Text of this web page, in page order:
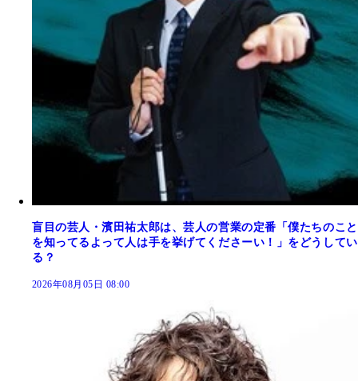
盲目の芸人・濱田祐太郎は、芸人の営業の定番「僕たちのこと
を知ってるよって人は手を挙げてくださーい！」をどうしてい
る？
2026年08月05日 08:00